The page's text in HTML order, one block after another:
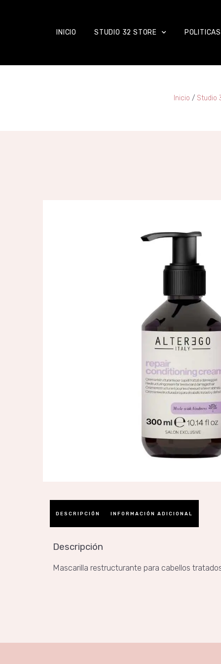
INICIO STUDIO 32 STORE POLITICAS
Inicio / Studio
DESCRIPCIÓN INFORMACIÓN ADICIONAL
Descripción
Mascarilla restructurante para cabellos